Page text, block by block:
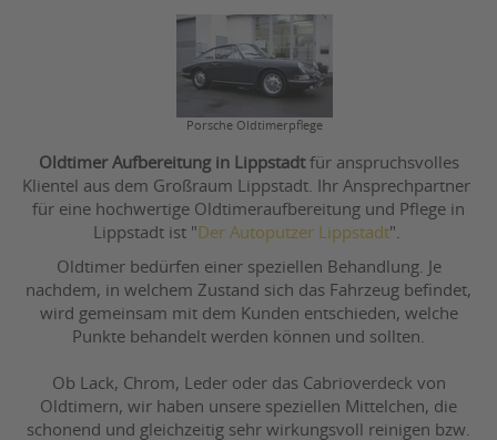
Porsche Oldtimerpflege
Oldtimer Aufbereitung in Lippstadtfür anspruchsvolles
Klientel aus dem Großraum Lippstadt. Ihr Ansprechpartner
für eine hochwertige Oldtimeraufbereitung und Pflege in
Lippstadt ist " Der Autoputzer Lippstadt".
Oldtimer bedürfen einer speziellen Behandlung. Je
nachdem, in welchem Zustand sich das Fahrzeug befindet,
wird gemeinsam mit dem Kunden entschieden, welche
Punkte behandelt werden können und sollten.
Ob Lack, Chrom, Leder oder das Cabrioverdeck von
Oldtimern, wir haben unsere speziellen Mittelchen, die
schonend und gleichzeitig sehr wirkungsvoll reinigen bzw.